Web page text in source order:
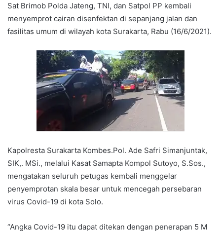
Sat Brimob Polda Jateng, TNI, dan Satpol PP kembali
menyemprot cairan disenfektan di sepanjang jalan dan
fasilitas umum di wilayah kota Surakarta, Rabu (16/6/2021).
Kapolresta Surakarta Kombes.Pol. Ade Safri Simanjuntak,
SIK,. MSi., melalui Kasat Samapta Kompol Sutoyo, S.Sos.,
mengatakan seluruh petugas kembali menggelar
penyemprotan skala besar untuk mencegah persebaran
virus Covid-19 di kota Solo.
“Angka Covid-19 itu dapat ditekan dengan penerapan 5 M